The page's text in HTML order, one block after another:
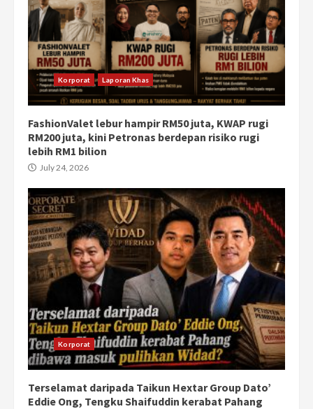
Korporat Laporan Khas
FashionValet lebur hampir RM50 juta, KWAP rugi
RM200 juta, kini Petronas berdepan risiko rugi
lebih RM1 bilion
July 24, 2026
Korporat
Terselamat daripada Taikun Hextar Group Dato’
Eddie Ong, Tengku Shaifuddin kerabat Pahang